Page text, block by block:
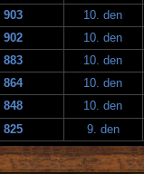
903
10. den
902
10. den
883
10. den
864
10. den
848
10. den
825 9. den